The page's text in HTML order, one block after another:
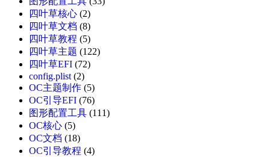
四叶草核心 (2)
四叶草文档 (8)
四叶草教程 (5)
四叶草主题 (122)
四叶草EFI (72)
config.plist(2)
OC主题制作 (5)
OC引导EFI (76)
图形配置工具 (111)
OC核心 (5)
OC文档 (18)
OC引导教程 (4)